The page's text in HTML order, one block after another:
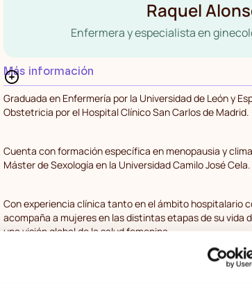
Raquel
Enfermera y especialista en
Más información
Graduada en Enfermería por la Universidad de León y
Obstetricia por el Hospital Clínico San Carlos de Madrid.
Cuenta con formación específica en menopausia y
Máster de Sexología en la Universidad Camilo José Cela.
Con experiencia clínica tanto en el ámbito hospitalario
acompaña a mujeres en las distintas etapas de su vida
una visión global de la salud femenina.